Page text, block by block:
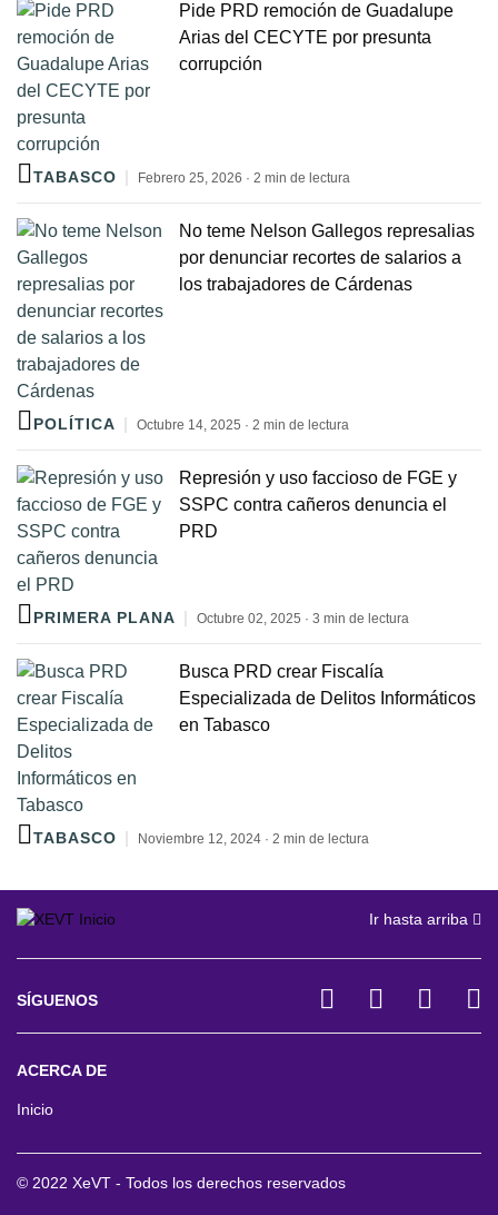
Pide PRD remoción de Guadalupe
Arias del CECYTE por presunta
corrupción
TABASCO Febrero 25, 2026 · 2 min de lectura
No teme Nelson Gallegos represalias
por denunciar recortes de salarios a
los trabajadores de Cárdenas
POLÍTICA Octubre 14, 2025 · 2 min de lectura
Represión y uso faccioso de FGE y
SSPC contra cañeros denuncia el
PRD
PRIMERA PLANA Octubre 02, 2025 · 3 min de lectura
Busca PRD crear Fiscalía
Especializada de Delitos Informáticos
en Tabasco
TABASCO Noviembre 12, 2024 · 2 min de lectura
Ir hasta arriba
SÍGUENOS
ACERCA DE
Inicio
© 2022 XeVT - Todos los derechos reservados